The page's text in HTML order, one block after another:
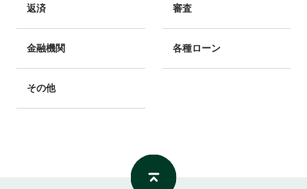
返済 審査
金融機関 各種ローン
その他